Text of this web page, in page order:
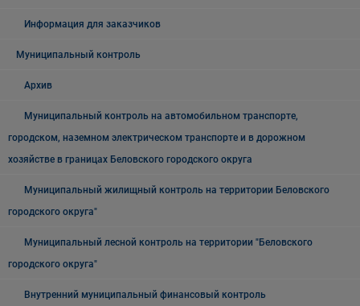
Информация для заказчиков
Муниципальный контроль
Архив
Муниципальный контроль на автомобильном транспорте,
городском, наземном электрическом транспорте и в дорожном
хозяйстве в границах Беловского городского округа
Муниципальный жилищный контроль на территории Беловского
городского округа"
Муниципальный лесной контроль на территории "Беловского
городского округа"
Внутренний муниципальный финансовый контроль